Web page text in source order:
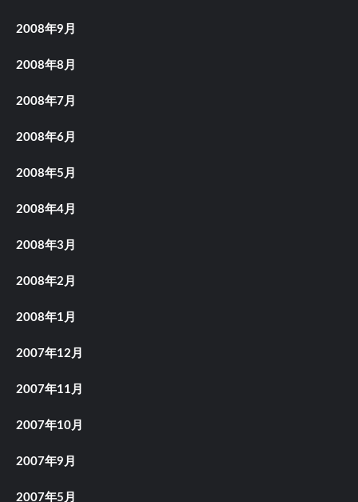
2008年9月
2008年8月
2008年7月
2008年6月
2008年5月
2008年4月
2008年3月
2008年2月
2008年1月
2007年12月
2007年11月
2007年10月
2007年9月
2007年5月